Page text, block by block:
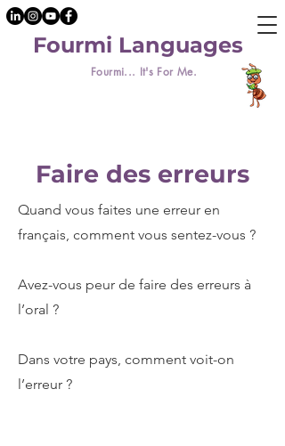
Fourmi... It's For Me.
Fourmi Languages
Faire des erreurs
Quand vous faites une erreur en
français, comment vous sentez-vous ?
Avez-vous peur de faire des erreurs à
l’oral ?
Dans votre pays, comment voit-on
l’erreur ?